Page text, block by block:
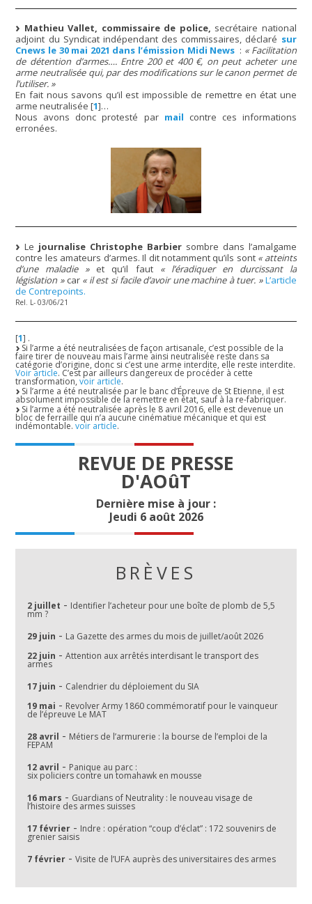
Mathieu Vallet, commissaire de police, secrétaire national
adjoint du Syndicat indépendant des commissaires, déclaré sur
Cnews le 30 mai 2021 dans l’émission Midi News : « Facilitation
de détention d’armes…. Entre 200 et 400 €, on peut acheter une
arme neutralisée qui, par des modifications sur le canon permet de
l’utiliser. »
En fait nous savons qu’il est impossible de remettre en état une
arme neutralisée [1]…
Nous avons donc protesté par mail contre ces informations
erronées.
Le journalise Christophe Barbier sombre dans l’amalgame
contre les amateurs d’armes. Il dit notamment qu’ils sont « atteints
d’une maladie » et qu’il faut « l’éradiquer en durcissant la
législation »car « il est si facile d’avoir une machine à tuer. » L’article
de Contrepoints.
Rel. L- 03/06/21
[1] .
Si l’arme a été neutralisées de façon artisanale, c’est possible de la
faire tirer de nouveau mais l’arme ainsi neutralisée reste dans sa
catégorie d’origine, donc si c’est une arme interdite, elle reste interdite.
Voir article. C’est par ailleurs dangereux de procéder à cette
transformation,voir article.
Si l’arme a été neutralisée par le banc d’Épreuve de St Etienne, il est
absolument impossible de la remettre en état, sauf à la re-fabriquer.
Si l’arme a été neutralisée après le 8 avril 2016, elle est devenue un
bloc de ferraille qui n’a aucune cinématiue mécanique et qui est
indémontable.voir article.
REVUE DE PRESSE
D'AOûT
Dernière mise à jour :
Jeudi 6 août 2026
BRÈVES
2 juillet - Identifier l’acheteur pour une boîte de plomb de 5,5
mm ?
29 juin - La Gazette des armes du mois de juillet/août 2026
22 juin -Attention aux arrêtés interdisant le transport des
armes
17 juin - Calendrier du déploiement du SIA
19 mai - Revolver Army 1860 commémoratif pour le vainqueur
de l’épreuve Le MAT
28 avril - Métiers de l’armurerie : la bourse de l’emploi de la
FEPAM
12 avril - Panique au parc :
six policiers contre un tomahawk en mousse
16 mars - Guardians of Neutrality : le nouveau visage de
l’histoire des armes suisses
17 février - Indre : opération “coup d’éclat” : 172 souvenirs de
grenier saisis
7 février -Visite de l’UFA auprès des universitaires des armes